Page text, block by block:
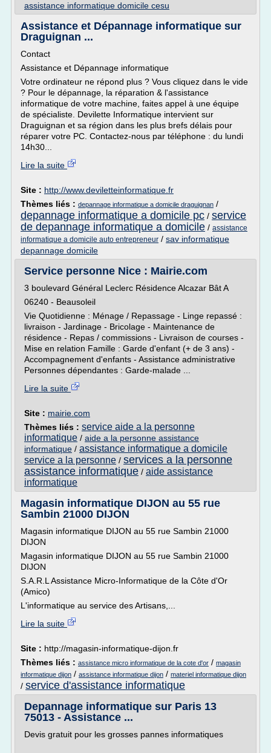
assistance informatique domicile cesu
Assistance et Dépannage informatique sur
Draguignan ...
Contact
Assistance et Dépannage informatique
Votre ordinateur ne répond plus ? Vous cliquez dans le vide
? Pour le dépannage, la réparation & l'assistance
informatique de votre machine, faites appel à une équipe
de spécialiste. Devilette Informatique intervient sur
Draguignan et sa région dans les plus brefs délais pour
réparer votre PC. Contactez-nous par téléphone : du lundi
14h30...
Lire la suite
Site : http://www.deviletteinformatique.fr
Thèmes liés : depannage informatique a domicile draguignan /
depannage informatique a domicile pc / service
de depannage informatique a domicile / assistance
informatique a domicile auto entrepreneur / sav informatique
depannage domicile
Service personne Nice : Mairie.com
3 boulevard Général Leclerc Résidence Alcazar Bât A
06240 - Beausoleil
Vie Quotidienne : Ménage / Repassage - Linge repassé :
livraison - Jardinage - Bricolage - Maintenance de
résidence - Repas / commissions - Livraison de courses -
Mise en relation Famille : Garde d'enfant (+ de 3 ans) -
Accompagnement d'enfants - Assistance administrative
Personnes dépendantes : Garde-malade ...
Lire la suite
Site : mairie.com
Thèmes liés : service aide a la personne
informatique / aide a la personne assistance
informatique / assistance informatique a domicile
service a la personne / services a la personne
assistance informatique / aide assistance
informatique
Magasin informatique DIJON au 55 rue
Sambin 21000 DIJON
Magasin informatique DIJON au 55 rue Sambin 21000
DIJON
Magasin informatique DIJON au 55 rue Sambin 21000
DIJON
S.A.R.L Assistance Micro-Informatique de la Côte d'Or
(Amico)
L'informatique au service des Artisans,...
Lire la suite
Site : http://magasin-informatique-dijon.fr
Thèmes liés : assistance micro informatique de la cote d'or / magasin
informatique dijon / assistance informatique dijon / materiel informatique dijon
/ service d'assistance informatique
Depannage informatique sur Paris 13
75013 - Assistance ...
Devis gratuit pour les grosses pannes informatiques